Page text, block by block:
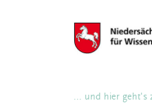
... und hier geht's